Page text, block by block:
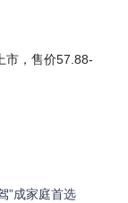
市，售价57.88-
”成家庭首选